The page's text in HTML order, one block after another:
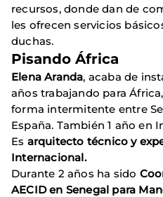
recursos, donde dan de
les ofrecen servicios
duchas.
Pisando África
Elena Aranda, acaba de
años trabajando para
forma intermitente entre
España. También 1 año en
Es arquitecto técnico y
Internacional.
Durante 2 años ha sido
AECID en Senegal para